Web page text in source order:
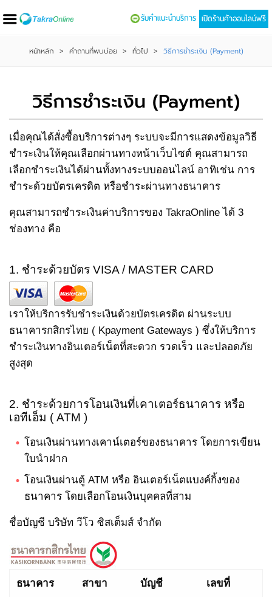
เปิดร้านค้าออนไลน์ฟรี
รับคำแนะนำบริการ
หน้าหลัก > คำถามที่พบบ่อย > ทั่วไป > วิธีการชำระเงิน (Payment)
วิธีการชำระเงิน (Payment)
เมื่อคุณได้สั่งซื้อบริการต่างๆ ระบบจะมีการแสดงข้อมูลวิธี
ชำระเงินให้คุณเลือกผ่านทางหน้าเว็บไซต์ คุณสามารถ
เลือกชำระเงินได้ผ่านทั้งทางระบบออนไลน์ อาทิเช่น การ
ชำระด้วยบัตรเครดิต หรือชำระผ่านทางธนาคาร
คุณสามารถชำระเงินค่าบริการของ TakraOnline ได้ 3
ช่องทาง คือ
1. ชำระด้วยบัตร VISA / MASTER CARD
เราให้บริการรับชำระเงินด้วยบัตรเครดิต ผ่านระบบ
ธนาคารกสิกรไทย ( Kpayment Gateways ) ซึ่งให้บริการ
ชำระเงินทางอินเตอร์เน็ตที่สะดวก รวดเร็ว และปลอดภัย
สูงสุด
2. ชำระด้วยการโอนเงินที่เคาเตอร์ธนาคาร หรือ
เอทีเอ็ม ( ATM )
โอนเงินผ่านทางเคาน์เตอร์ของธนาคาร โดยการเขียน
ใบนำฝาก
โอนเงินผ่านตู้ ATM หรือ อินเตอร์เน็ตแบงค์กิ้งของ
ธนาคาร โดยเลือกโอนเงินบุคคลที่สาม
ชื่อบัญชี บริษัท วีโว ซิสเต็มส์ จำกัด
ธนาคาร สาขา บัญชี เลขที่